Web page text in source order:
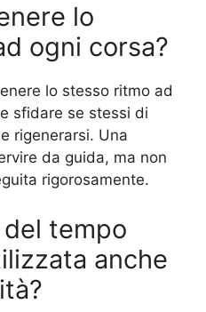
lo
ogni corsa?
lo stesso ritmo ad
sfidare se stessi di
rigenerarsi. Una
da guida, ma non
rigorosamente.
tempo
anche